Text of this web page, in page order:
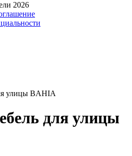
2026
улицы BAHIA
для улицы